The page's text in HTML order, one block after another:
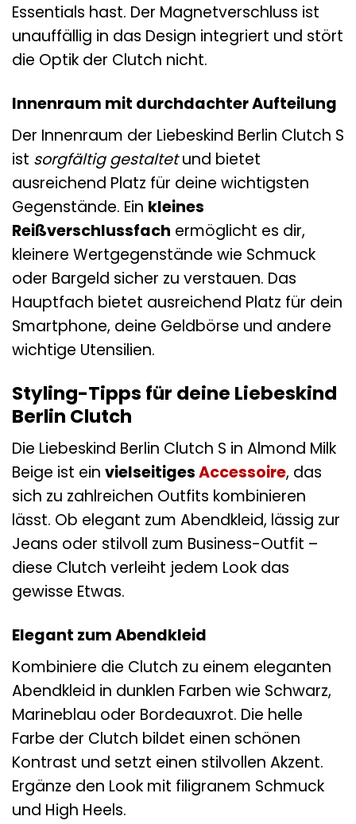
Essentials hast. Der Magnetverschluss ist
unauffällig in das Design integriert und stört
die Optik der Clutch nicht.
Innenraum mit durchdachter Aufteilung
Der Innenraum der Liebeskind Berlin Clutch S
ist sorgfältig gestaltetund bietet
ausreichend Platz für deine wichtigsten
Gegenstände. Ein kleines
Reißverschlussfach ermöglicht es dir,
kleinere Wertgegenstände wie Schmuck
oder Bargeld sicher zu verstauen. Das
Hauptfach bietet ausreichend Platz für dein
Smartphone, deine Geldbörse und andere
wichtige Utensilien.
Styling-Tipps für deine Liebeskind
Berlin Clutch
Die Liebeskind Berlin Clutch S in Almond Milk
Beige ist ein vielseitigesAccessoire, das
sich zu zahlreichen Outfits kombinieren
lässt. Ob elegant zum Abendkleid, lässig zur
Jeans oder stilvoll zum Business-Outfit –
diese Clutch verleiht jedem Look das
gewisse Etwas.
Elegant zum Abendkleid
Kombiniere die Clutch zu einem eleganten
Abendkleid in dunklen Farben wie Schwarz,
Marineblau oder Bordeauxrot. Die helle
Farbe der Clutch bildet einen schönen
Kontrast und setzt einen stilvollen Akzent.
Ergänze den Look mit filigranem Schmuck
und High Heels.